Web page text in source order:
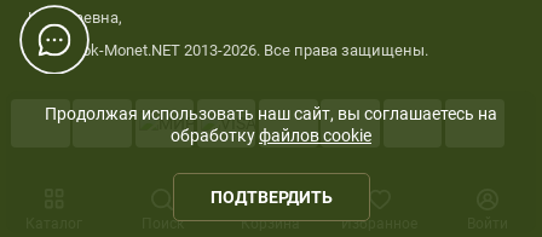
Поиск Корзина
0
Избранное
Николаевна,
© Meshok-Monet.NET 2013-2026. Все права защищены.
Продолжая использовать наш сайт, вы соглашаетесь на
обработкуфайлов cookie
ПОДТВЕРДИТЬ